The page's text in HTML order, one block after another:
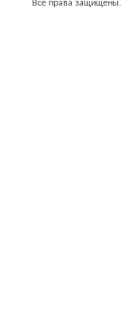
Все права защищены.